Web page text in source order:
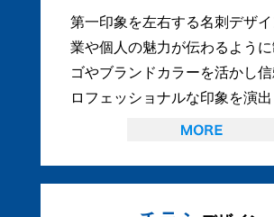
第一印象を左右する名刺デザ
業や個人の魅力が伝わるように
ゴやブランドカラーを活かし
ロフェッショナルな印象を演出